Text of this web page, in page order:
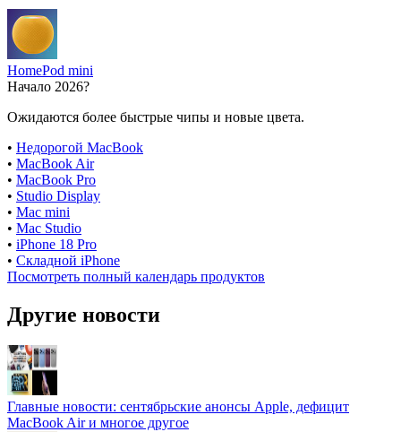
HomePod mini
Начало 2026?
Ожидаются более быстрые чипы и новые цвета.
• Недорогой MacBook
• MacBook Air
• MacBook Pro
• Studio Display
• Mac mini
• Mac Studio
• iPhone 18 Pro
• Складной iPhone
Посмотреть полный календарь продуктов
Другие новости
Главные новости: сентябрьские анонсы Apple, дефицит
MacBook Air и многое другое